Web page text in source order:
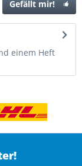
Gefällt mir!
einem Heft